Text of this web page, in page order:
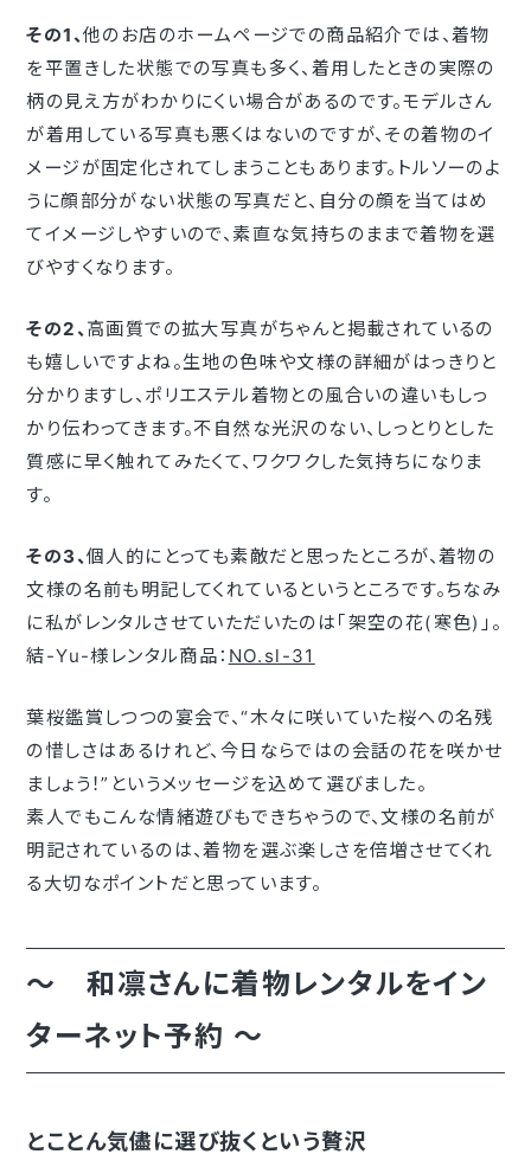
その1、他のお店のホームページでの商品紹介では、着物
を平置きした状態での写真も多く、着用したときの実際の
柄の見え方がわかりにくい場合があるのです。モデルさん
が着用している写真も悪くはないのですが、その着物のイ
メージが固定化されてしまうこともあります。トルソーのよ
うに顔部分がない状態の写真だと、自分の顔を当てはめ
てイメージしやすいので、素直な気持ちのままで着物を選
びやすくなります。
その2、 高画質での拡大写真がちゃんと掲載されているの
も嬉しいですよね。生地の色味や文様の詳細がはっきりと
分かりますし、ポリエステル着物との風合いの違いもしっ
かり伝わってきます。不自然な光沢のない、しっとりとした
質感に早く触れてみたくて、ワクワクした気持ちになりま
す。
その3、個人的にとっても素敵だと思ったところが、着物の
文様の名前も明記してくれているというところです。ちなみ
に私がレンタルさせていただいたのは｢架空の花(寒色)｣。
結-Yu-様レンタル商品： NO.sl-31
葉桜鑑賞しつつの宴会で、“木々に咲いていた桜への名残
の惜しさはあるけれど、今日ならではの会話の花を咲かせ
ましょう！”というメッセージを込めて選びました。
素人でもこんな情緒遊びもできちゃうので、文様の名前が
明記されているのは、着物を選ぶ楽しさを倍増させてくれ
る大切なポイントだと思っています。
～ 和凛さんに着物レンタルをイン
ターネット予約 ～
とことん気儘に選び抜くという贅沢